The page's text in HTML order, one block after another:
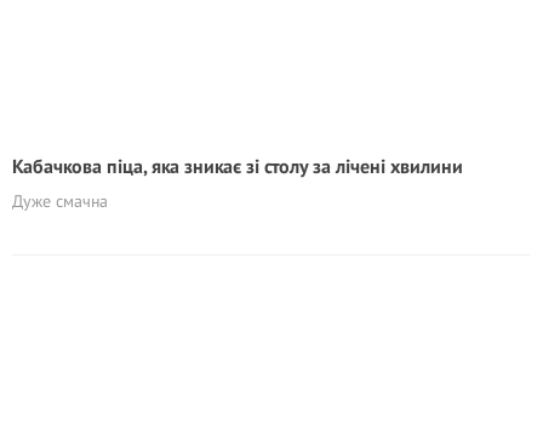
Кабачкова піца, яка зникає зі столу за лічені хвилини
Дуже смачна